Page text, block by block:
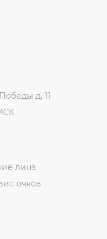
д. 11
линз
очков